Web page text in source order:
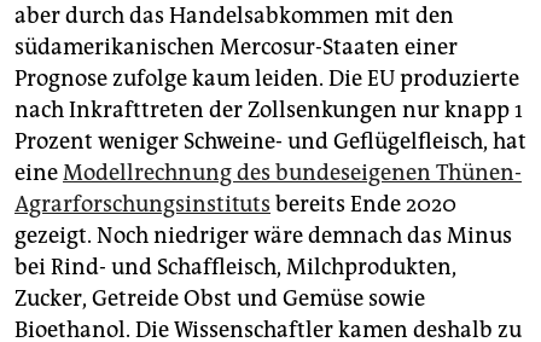
aber durch das Handelsabkommen mit den
südamerikanischen Mercosur-Staaten einer
Prognose zufolge kaum leiden. Die EU produzierte
nach Inkrafttreten der Zollsenkungen nur knapp 1
Prozent weniger Schweine- und Geflügelfleisch, hat
eineModellrechnung des bundes­eigenen Thünen-
Agrarforschungsinstituts bereits Ende 2020
gezeigt. Noch niedriger wäre demnach das Minus
bei Rind- und Schaffleisch, Milchprodukten,
Zucker, Getreide Obst und Gemüse sowie
Bioethanol. Die Wissenschaftler kamen deshalb zu